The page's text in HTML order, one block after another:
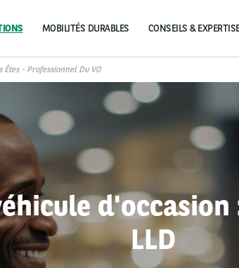
MOBILITÉS DURABLES CONSEILS &
Êtes - Professionnel Du VO
LLD